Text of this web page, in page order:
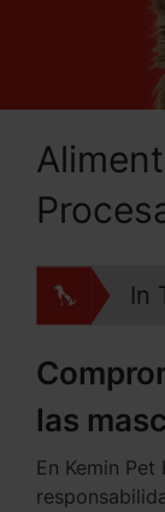
In
las
En Kemin